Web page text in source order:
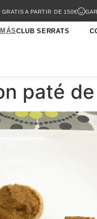
GRATIS A PARTIR DE 150€
CLUB SERRATS
paté